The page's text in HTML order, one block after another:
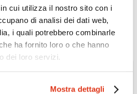
cui utilizza il nostro sito con i
di analisi dei dati web,
i quali potrebbero combinarle
ha fornito loro o che hanno
dei loro servizi.
Mostra dettagli